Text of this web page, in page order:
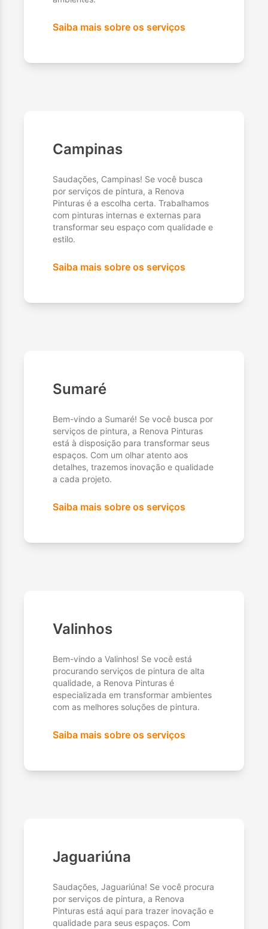
Saiba mais sobre os serviços
Campinas
Saudações, Campinas! Se você busca
por serviços de pintura, a Renova
Pinturas é a escolha certa. Trabalhamos
com pinturas internas e externas para
transformar seu espaço com qualidade e
estilo.
Saiba mais sobre os serviços
Sumaré
Bem-vindo a Sumaré! Se você busca por
serviços de pintura, a Renova Pinturas
está à disposição para transformar seus
espaços. Com um olhar atento aos
detalhes, trazemos inovação e qualidade
a cada projeto.
Saiba mais sobre os serviços
Valinhos
Bem-vindo a Valinhos! Se você está
procurando serviços de pintura de alta
qualidade, a Renova Pinturas é
especializada em transformar ambientes
com as melhores soluções de pintura.
Saiba mais sobre os serviços
Jaguariúna
Saudações, Jaguariúna! Se você procura
por serviços de pintura, a Renova
Pinturas está aqui para trazer inovação e
qualidade para seus espaços. Com